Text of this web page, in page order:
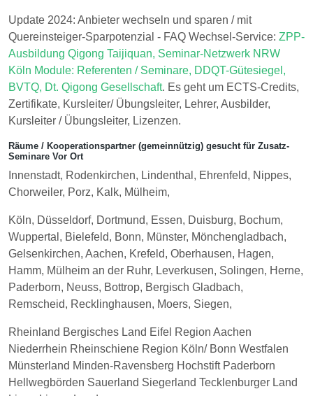
Update 2024: Anbieter wechseln und sparen / mit
Quereinsteiger-Sparpotenzial - FAQ Wechsel-Service: ZPP-
Ausbildung Qigong Taijiquan, Seminar-Netzwerk NRW
Köln Module: Referenten / Seminare, DDQT-Gütesiegel,
BVTQ, Dt. Qigong Gesellschaft. Es geht um ECTS-Credits,
Zertifikate, Kursleiter/ Übungsleiter, Lehrer, Ausbilder,
Kursleiter / Übungsleiter, Lizenzen.
Räume / Kooperationspartner (gemeinnützig) gesucht für Zusatz-
Seminare Vor Ort
Innenstadt, Rodenkirchen, Lindenthal, Ehrenfeld, Nippes,
Chorweiler, Porz, Kalk, Mülheim,
Köln, Düsseldorf, Dortmund, Essen, Duisburg, Bochum,
Wuppertal, Bielefeld, Bonn, Münster, Mönchengladbach,
Gelsenkirchen, Aachen, Krefeld, Oberhausen, Hagen,
Hamm, Mülheim an der Ruhr, Leverkusen, Solingen, Herne,
Paderborn, Neuss, Bottrop, Bergisch Gladbach,
Remscheid, Recklinghausen, Moers, Siegen,
Rheinland Bergisches Land Eifel Region Aachen
Niederrhein Rheinschiene Region Köln/ Bonn Westfalen
Münsterland Minden-Ravensberg Hochstift Paderborn
Hellwegbörden Sauerland Siegerland Tecklenburger Land